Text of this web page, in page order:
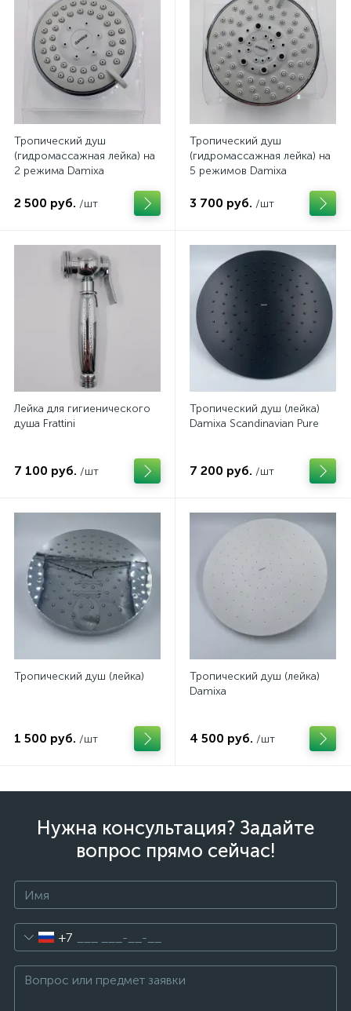
Тропический душ
(гидромассажная лейка) на
2 режима Damixa
2 500 руб. /шт
Тропический душ
(гидромассажная лейка) на
5 режимов Damixa
3 700 руб. /шт
Лейка для гигиенического
душа Frattini
7 100 руб. /шт
Тропический душ (лейка)
Damixa Scandinavian Pure
7 200 руб. /шт
Тропический душ (лейка)
1 500 руб. /шт
Тропический душ (лейка)
Damixa
4 500 руб. /шт
Нужна консультация? Задайте
вопрос прямо сейчас!
+7